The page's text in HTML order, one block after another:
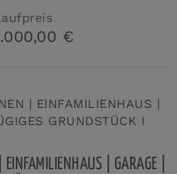
€
| GARAGE |